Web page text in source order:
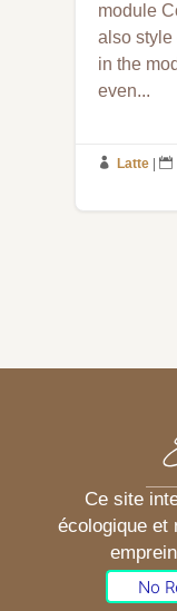
module
also style
in the
even...
 Latte |
Ce site
écologique et
No